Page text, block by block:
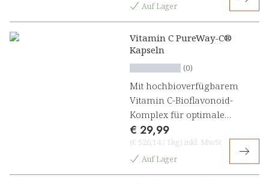
Auf Lager
Vitamin C PureWay-C®
Kapseln
(0)
Mit hochbioverfügbarem
Vitamin C-Bioflavonoid-
Komplex für optimale
Immununterstützung
€ 29,99
(€ 526,14 / 1kg) inkl. MwSt
Auf Lager